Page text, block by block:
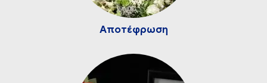
Αποτέφρωση